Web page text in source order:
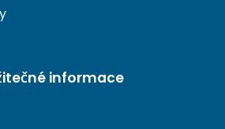
informace